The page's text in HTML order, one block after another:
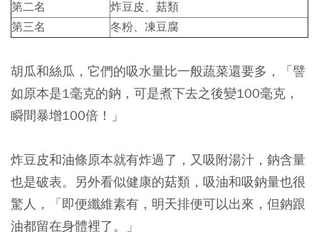
第二名
炸豆皮、菇類
第三名
冬粉、凍豆腐
胡瓜和絲瓜，它們的吸水量比一般蔬菜還要多，「譬
如原本是1毫克的鈉，可是煮下去之後變100毫克，
瞬間暴增100倍！」
炸豆皮和油條原本就有炸過了，又吸附湯汁，鈉含量
也是破表。另外看似健康的菇類，吸油和吸鈉量也很
驚人，「即便纖維素有，明天排便可以出來，但鈉跟
油都留在身體裡了。」